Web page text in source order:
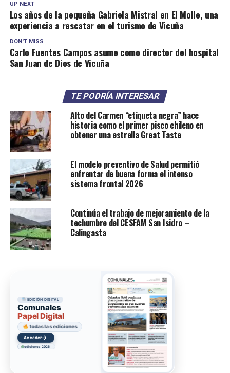
UP NEXT
Los años de la pequeña Gabriela Mistral en El Molle, una
experiencia a rescatar en el turismo de Vicuña
DON'T MISS
Carlo Fuentes Campos asume como director del hospital
San Juan de Dios de Vicuña
TE PODRÍA INTERESAR
Alto del Carmen “etiqueta negra” hace
historia como el primer pisco chileno en
obtener una estrella Great Taste
El modelo preventivo de Salud permitió
enfrentar de buena forma el intenso
sistema frontal 2026
Continúa el trabajo de mejoramiento de la
techumbre del CESFAM San Isidro –
Calingasta
EDICIÓN DIGITAL
Comunales
Papel Digital
todas las ediciones
Acceder→
ediciones 2026